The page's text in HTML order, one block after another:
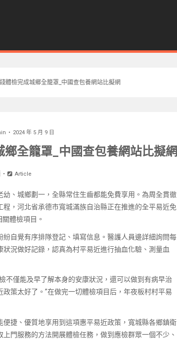
體檢完成城鄉全籠罩_中國查包養網站比擬網
2024 年 5 月 9 日
全籠罩_中國查包養網站比擬網
Article
、城鄉劃一，全縣常住生齒都能免費享用。為周全貫徹
，河北省承德市寬城滿族自治縣正在推進的全平易近免
體檢項目。
自覺有序排隊登記、填寫信息。醫護人員邊詳細詢問每
況做好記錄，認真為村平易近進行抽血化驗、測量血
不僅能及早了解本身的安康狀況，還可以做到有病早治
策太好了。”在做完一切體檢項目后，年夜板村村平易
捷、優質地享用到這項惠平易近政策，寬城縣各鄉鎮衛
門服務的方法開展體檢任務，做到應檢群眾一個不少、